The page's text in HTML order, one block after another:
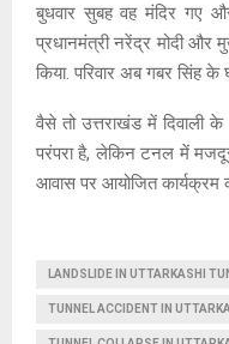
बुधवार सुबह वह मंदिर गए
प्रधानमंत्री नरेंद्र मोदी और
किया. परिवार अब गबर सिंह
वैसे तो उत्तराखंड में दिवाली
परंपरा है, लेकिन टनल में
आवास पर आयोजित कार्यक्रम
LANDSLIDE IN UTTARKASHI
TUNNEL ACCIDENT IN